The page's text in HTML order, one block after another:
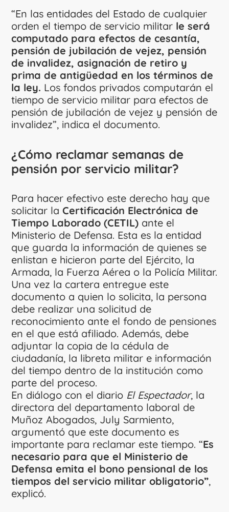
“En las entidades del Estado de cualquier
orden el tiempo de servicio militar le será
computado para efectos de cesantía,
pensión de jubilación de vejez, pensión
de invalidez, asignación de retiro y
prima de antigüedad en los términos de
la ley. Los fondos privados computarán el
tiempo de servicio militar para efectos de
pensión de jubilación de vejez y pensión de
invalidez”, indica el documento.
¿Cómo reclamar semanas de
pensión por servicio militar?
Para hacer efectivo este derecho hay que
solicitar laCertificación Electrónica de
Tiempo Laborado (CETIL) ante el
Ministerio de Defensa. Esta es la entidad
que guarda la información de quienes se
enlistan e hicieron parte del Ejército, la
Armada, la Fuerza Aérea o la Policía Militar.
Una vez la cartera entregue este
documento a quien lo solicita, la persona
debe realizar una solicitud de
reconocimiento ante el fondo de pensiones
en el que está afiliado. Además, debe
adjuntar la copia de la cédula de
ciudadanía, la libreta militar e información
del tiempo dentro de la institución como
parte del proceso.
En diálogo con el diario El Espectador, la
directora del departamento laboral de
Muñoz Abogados, July Sarmiento,
argumentó que este documento es
importante para reclamar este tiempo. “Es
necesario para que el Ministerio de
Defensa emita el bono pensional de los
tiempos del servicio militar obligatorio”,
explicó.